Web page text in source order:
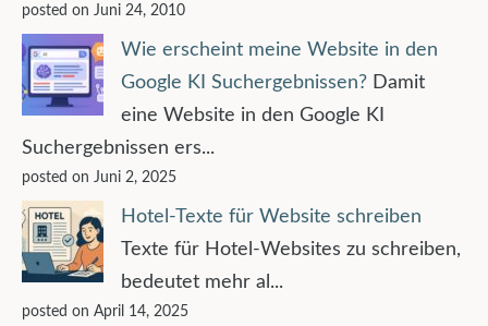
posted on Juni 24, 2010
Wie erscheint meine Website in den
Google KI Suchergebnissen? Damit
eine Website in den Google KI
Suchergebnissen ers...
posted on Juni 2, 2025
Hotel-Texte für Website schreiben
Texte für Hotel-Websites zu schreiben,
bedeutet mehr al...
posted on April 14, 2025